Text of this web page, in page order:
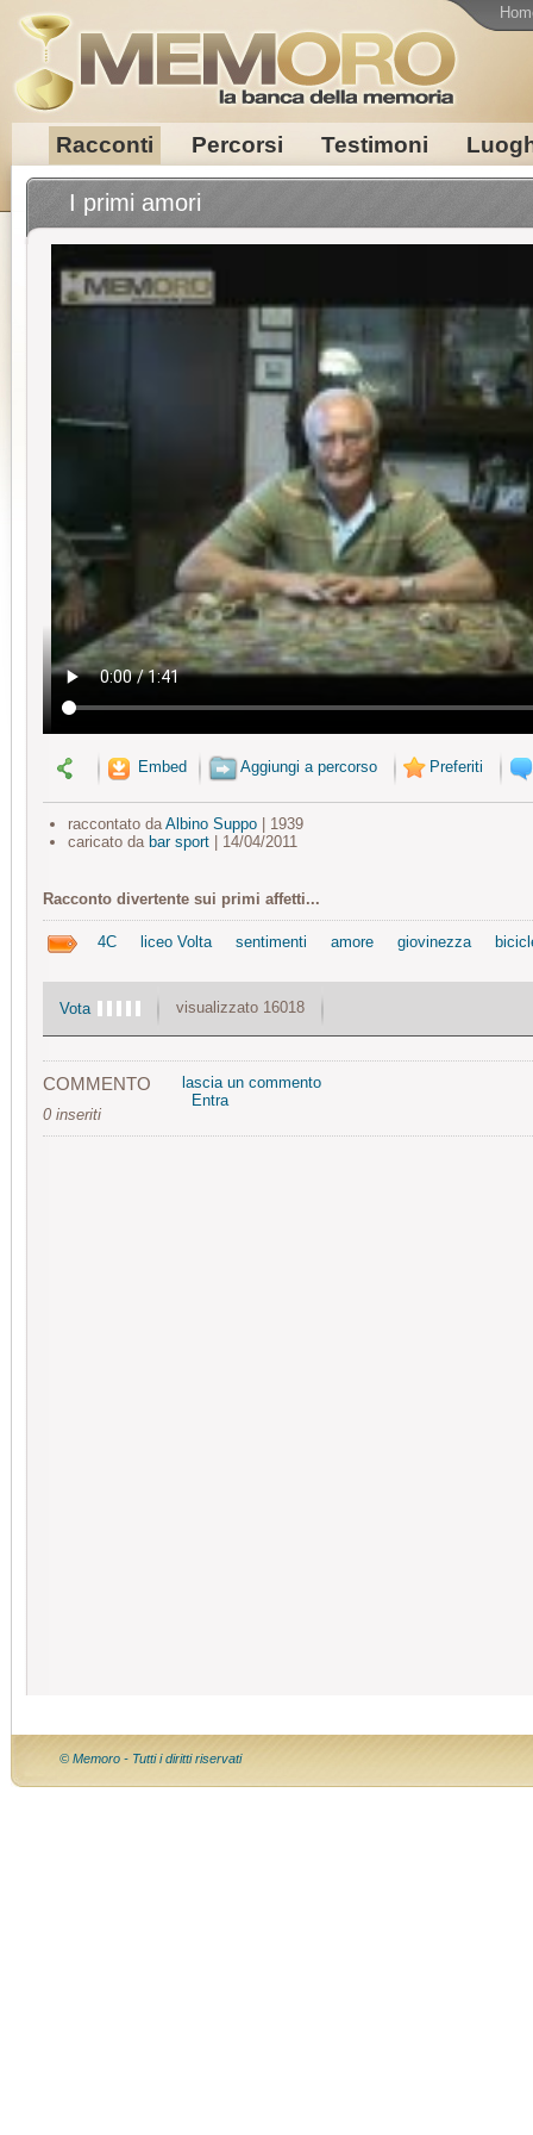
Racconti Percorsi Testimoni
I primi amori
Embed Aggiungi a percorso Preferiti
raccontato daAlbino Suppo| 1939
caricato da bar sport| 14/04/2011
Racconto divertente sui primi affetti...
4C liceo Volta sentimenti amore giovinezza
Vota visualizzato 16018
COMMENTO
0 inseriti
lascia un commento
Entra
© Memoro - Tutti i diritti riservati